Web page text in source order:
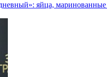
яйца,